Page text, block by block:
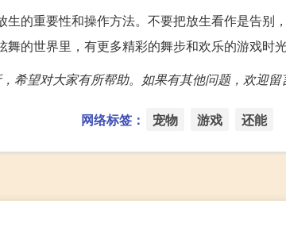
生的重要性和操作方法。不要把放生看作是告别
的世界里，有更多精彩的舞步和欢乐的游戏时光
希望对大家有所帮助。如果有其他问题，欢迎留
网络标签： 宠物 游戏 还能